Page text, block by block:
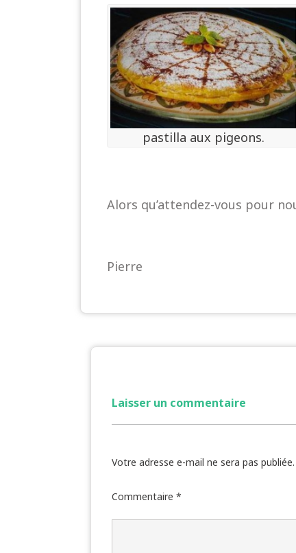
pastilla aux pigeons.
Alors qu’attendez-vous pour
Pierre
Laisser un commentaire
Votre adresse e-mail ne sera pas publiée.
Commentaire *